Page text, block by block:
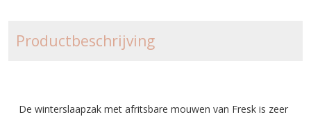
Productbeschrijving
De winterslaapzak met afritsbare mouwen van Fresk is zeer